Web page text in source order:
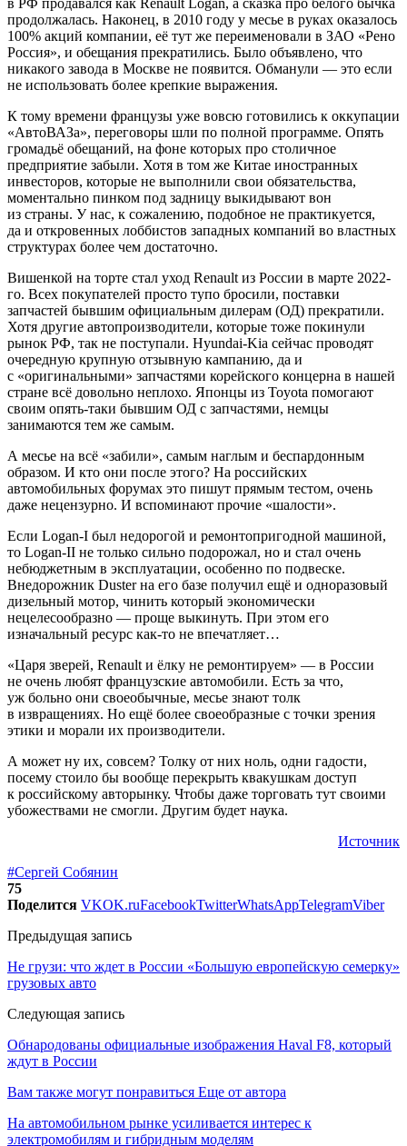
продолжалась. Наконец, в 2010 году у месье в руках оказалось
100% акций компании, её тут же переименовали в ЗАО «Рено
Россия», и обещания прекратились. Было объявлено, что
никакого завода в Москве не появится. Обманули — это если
не использовать более крепкие выражения.
К тому времени французы уже вовсю готовились к оккупации
«АвтоВАЗа», переговоры шли по полной программе. Опять
громадьё обещаний, на фоне которых про столичное
предприятие забыли. Хотя в том же Китае иностранных
инвесторов, которые не выполнили свои обязательства,
моментально пинком под задницу выкидывают вон
из страны. У нас, к сожалению, подобное не практикуется,
да и откровенных лоббистов западных компаний во властных
структурах более чем достаточно.
Вишенкой на торте стал уход Renault из России в марте 2022-
го. Всех покупателей просто тупо бросили, поставки
запчастей бывшим официальным дилерам (ОД) прекратили.
Хотя другие автопроизводители, которые тоже покинули
рынок РФ, так не поступали. Hyundai-Kia сейчас проводят
очередную крупную отзывную кампанию, да и
с «оригинальными» запчастями корейского концерна в нашей
стране всё довольно неплохо. Японцы из Toyota помогают
своим опять-таки бывшим ОД с запчастями, немцы
занимаются тем же самым.
А месье на всё «забили», самым наглым и беспардонным
образом. И кто они после этого? На российских
автомобильных форумах это пишут прямым тестом, очень
даже нецензурно. И вспоминают прочие «шалости».
Если Logan-I был недорогой и ремонтопригодной машиной,
то Logan-II не только сильно подорожал, но и стал очень
небюджетным в эксплуатации, особенно по подвеске.
Внедорожник Duster на его базе получил ещё и одноразовый
дизельный мотор, чинить который экономически
нецелесообразно — проще выкинуть. При этом его
изначальный ресурс как-то не впечатляет…
«Царя зверей, Renault и ёлку не ремонтируем» — в России
не очень любят французские автомобили. Есть за что,
уж больно они своеобычные, месье знают толк
в извращениях. Но ещё более своеобразные с точки зрения
этики и морали их производители.
А может ну их, совсем? Толку от них ноль, одни гадости,
посему стоило бы вообще перекрыть квакушкам доступ
к российскому авторынку. Чтобы даже торговать тут своими
убожествами не смогли. Другим будет наука.
Источник
#Сергей Собянин
75
Поделится VKOK.ruFacebookTwitterWhatsAppTelegramViber
Предыдущая запись
Не грузи: что ждет в России «Большую европейскую семерку»
грузовых авто
Следующая запись
Обнародованы официальные изображения Haval F8, который
ждут в России
Вам также могут понравиться Еще от автора
На автомобильном рынке усиливается интерес к
электромобилям и гибридным моделям